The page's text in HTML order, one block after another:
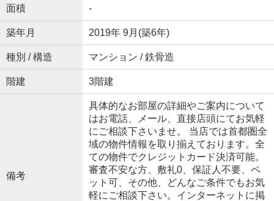
面積 -
築年月 2019年 9月(築6年)
種別 / 構造 マンション / 鉄骨造
階建 3階建
備考
具体的なお部屋の詳細やご案内について
はお電話、メール、直接店頭にてお気軽
にご相談下さいませ。 当店では首都圏全
域の物件情報を取り揃えております。全
ての物件でクレジットカード決済可能。
審査不安な方、敷礼0、保証人不要、ペ
ット可、その他、どんなご条件でもお気
軽にご相談下さい。インターネットに掲